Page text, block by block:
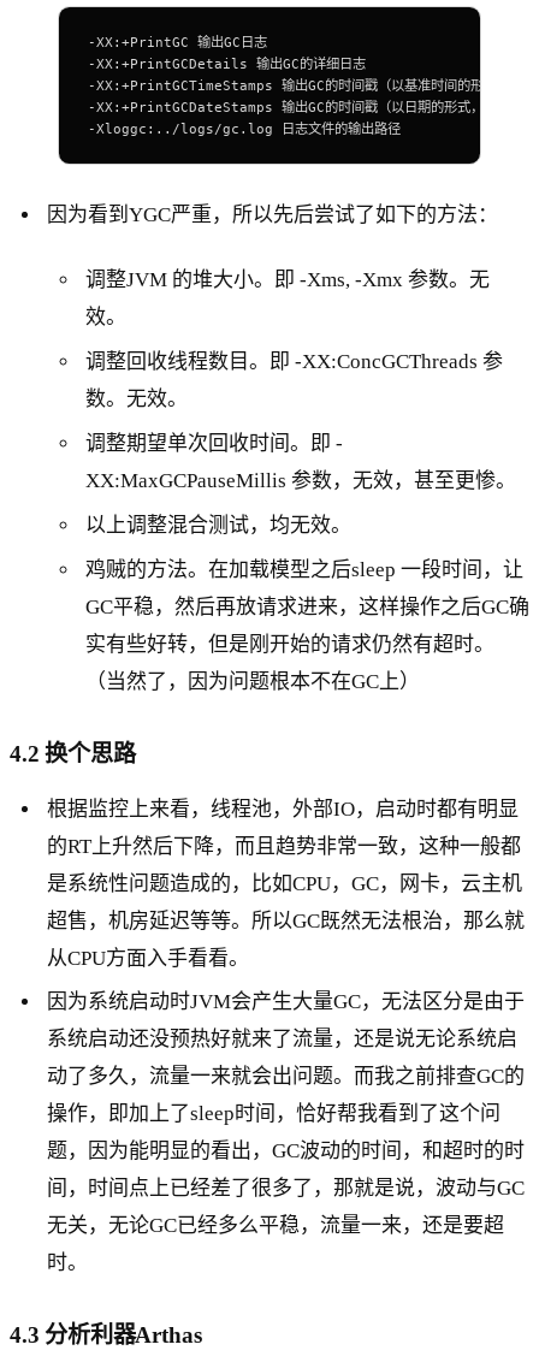
-XX:+PrintGC 输出GC日志
-XX:+PrintGCDetails 输出GC的详细日志
-XX:+PrintGCTimeStamps 输出GC的时间戳（以基准时间的形式，你启
-XX:+PrintGCDateStamps 输出GC的时间戳（以日期的形式，如
-Xloggc:../logs/gc.log 日志文件的输出路径
因为看到YGC严重，所以先后尝试了如下的方法：
调整JVM 的堆大小。即 -Xms, -Xmx 参数。无
效。
调整回收线程数目。即 -XX:ConcGCThreads 参
数。无效。
调整期望单次回收时间。即 -
XX:MaxGCPauseMillis 参数，无效，甚至更惨。
以上调整混合测试，均无效。
鸡贼的方法。在加载模型之后sleep 一段时间，让
GC平稳，然后再放请求进来，这样操作之后GC确
实有些好转，但是刚开始的请求仍然有超时。
（当然了，因为问题根本不在GC上）
4.2 换个思路
根据监控上来看，线程池，外部IO，启动时都有明显
的RT上升然后下降，而且趋势非常一致，这种一般都
是系统性问题造成的，比如CPU，GC，网卡，云主机
超售，机房延迟等等。所以GC既然无法根治，那么就
从CPU方面入手看看。
因为系统启动时JVM会产生大量GC，无法区分是由于
系统启动还没预热好就来了流量，还是说无论系统启
动了多久，流量一来就会出问题。而我之前排查GC的
操作，即加上了sleep时间，恰好帮我看到了这个问
题，因为能明显的看出，GC波动的时间，和超时的时
间，时间点上已经差了很多了，那就是说，波动与GC
无关，无论GC已经多么平稳，流量一来，还是要超
时。
4.3 分析利器Arthas